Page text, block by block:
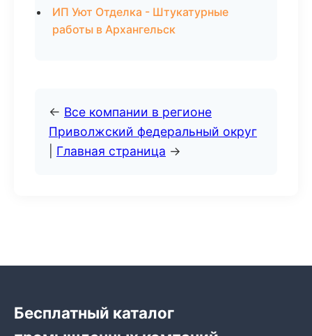
ИП Уют Отделка - Штукатурные
работы в Архангельск
← Все компании в регионе
Приволжский федеральный округ
Главная страница →
Бесплатный каталог